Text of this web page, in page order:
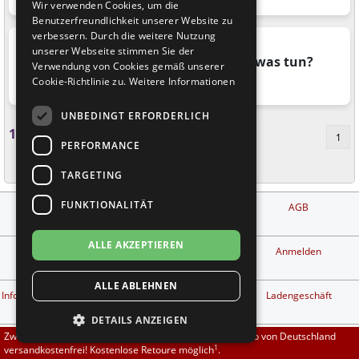
Brautschuhe
Sneaker
Übergrößen 43-44
Flexerinas
Merlet
Nueva Epoca
RayRose
Rummos
Rumpf
Suny
TopTanz
Ich habe mein Passwort vergessen – was tun?
ThemaKundenkonto
1 von3 1
Impressum
Zahlungs- und
AGB
Privatsphäre und
Datenschutz
Anmelden
Info kostenlose Retouren 1 Ladengeschäft
Tanzschuh Berater Tanzpartner finden
Zwischen 70,00 EUR und 800,00 EUR liefern wir innerhalb von Deutschland
versandkostenfrei! Kostenlose Retoure möglich1.
Wir verwenden Cookies, um die
Benutzerfreundlichkeit unserer Website zu
verbessern. Durch die weitere Nutzung
unserer Webseite stimmen Sie der
Verwendung von Cookies gemäß unserer
Cookie-Richtlinie zu. Weitere Informationen
UNBEDINGT ERFORDERLICH
PERFORMANCE
TARGETING
FUNKTIONALITÄT
ALLE AKZEPTIEREN
ALLE ABLEHNEN
DETAILS ANZEIGEN